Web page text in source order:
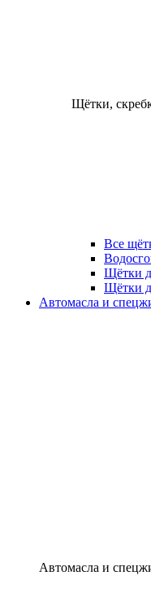
Щётки,
Все
Щётки
Щётки
Автомасла и
Автомасла и